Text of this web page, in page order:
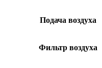
Подача воздуха
Фильтр воздуха